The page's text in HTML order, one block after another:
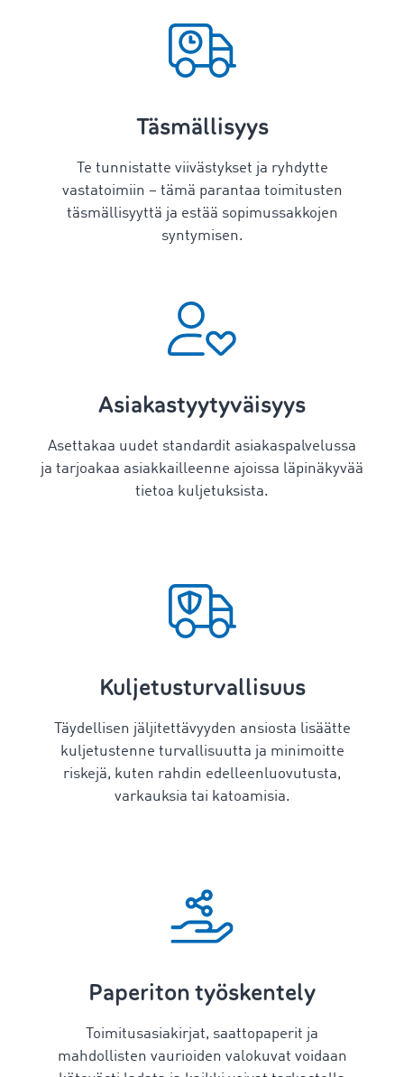
Täsmällisyys
Te tunnistatte viivästykset ja ryhdytte
vastatoimiin – tämä parantaa toimitusten
täsmällisyyttä ja estää sopimussakkojen
syntymisen.
Asiakastyytyväisyys
Asettakaa uudet standardit asiakaspalvelussa
ja tarjoakaa asiakkailleenne ajoissa läpinäkyvää
tietoa kuljetuksista.
Kuljetusturvallisuus
Täydellisen jäljitettävyyden ansiosta lisäätte
kuljetustenne turvallisuutta ja minimoitte
riskejä, kuten rahdin edelleenluovutusta,
varkauksia tai katoamisia.
Paperiton työskentely
Toimitusasiakirjat, saattopaperit ja
mahdollisten vaurioiden valokuvat voidaan